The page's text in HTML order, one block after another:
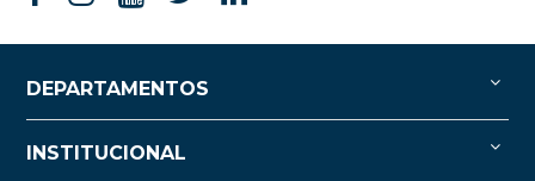
DEPARTAMENTOS
INSTITUCIONAL